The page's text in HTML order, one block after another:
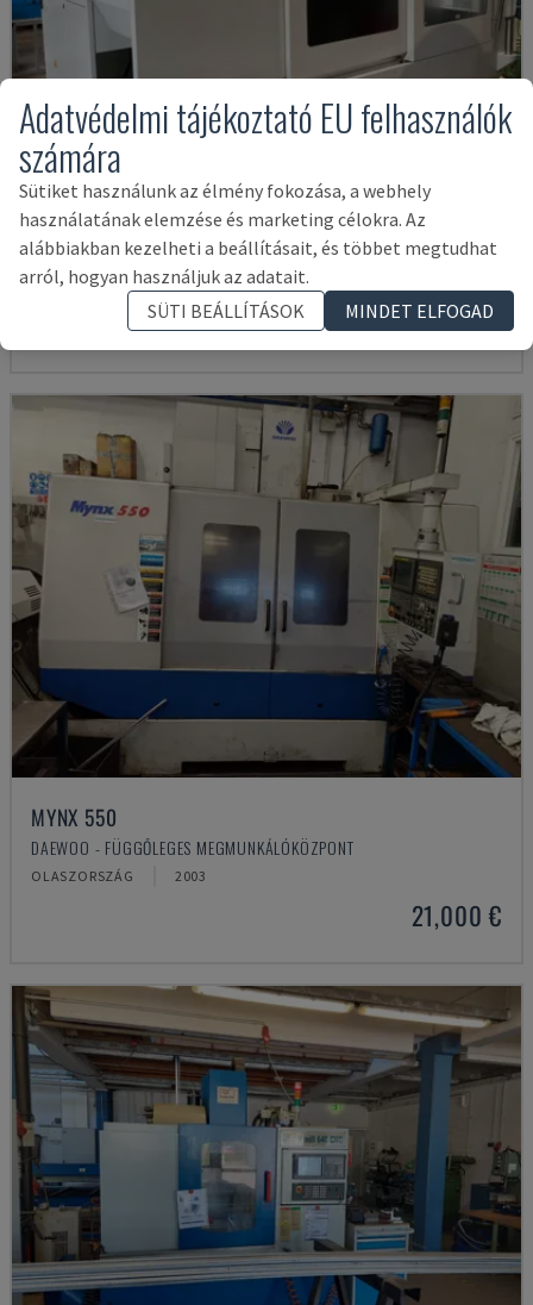
U5-1530
SPINNER - FÜGGŐLEGES MEGMUNKÁLÓKÖZPONT
NÉMETORSZÁG 2021 6.000 ÓRA
145,000 €
MYNX 550
DAEWOO - FÜGGŐLEGES MEGMUNKÁLÓKÖZPONT
OLASZORSZÁG 2003
21,000 €
Adatvédelmi tájékoztató EU felhasználók
számára
Sütiket használunk az élmény fokozása, a webhely
használatának elemzése és marketing célokra. Az
alábbiakban kezelheti a beállításait, és többet megtudhat
arról, hogyan használjuk az adatait.
SÜTI BEÁLLÍTÁSOK
MINDET ELFOGAD